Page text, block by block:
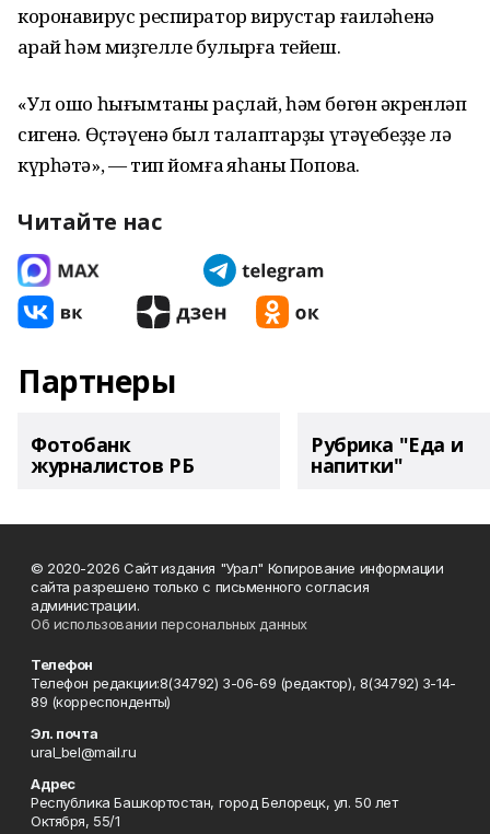
коронавирус респиратор вирустар ғаиләһенә
ҡарай һәм миҙгелле булырға тейеш.
«Ул ошо һығымтаны раҫлай, һәм бөгөн әкренләп
сигенә. Өҫтәүенә был талаптарҙы үтәүебеҙҙе лә
күрһәтә», — тип йомғаҡ яһаны Попова.
Читайте нас
Партнеры
Фотобанк
журналистов РБ
Рубрика "Еда и
напитки"
© 2020-2026 Сайт издания "Урал" Копирование информации
сайта разрешено только с письменного согласия
администрации.
Об использовании персональных данных
Телефон
Телефон редакции:8(34792) 3-06-69 (редактор), 8(34792) 3-14-
89 (корреспонденты)
Эл. почта
ural_bel@mail.ru
Адрес
Республика Башкортостан, город Белорецк, ул. 50 лет
Октября, 55/1